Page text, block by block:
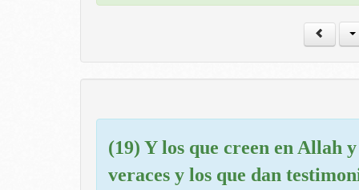
(19) Y los que creen en Allah
veraces y los que dan